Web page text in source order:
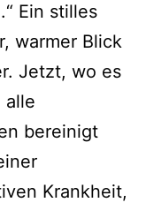
Ein stilles
warmer Blick
Jetzt, wo es
alle
bereinigt
Krankheit,